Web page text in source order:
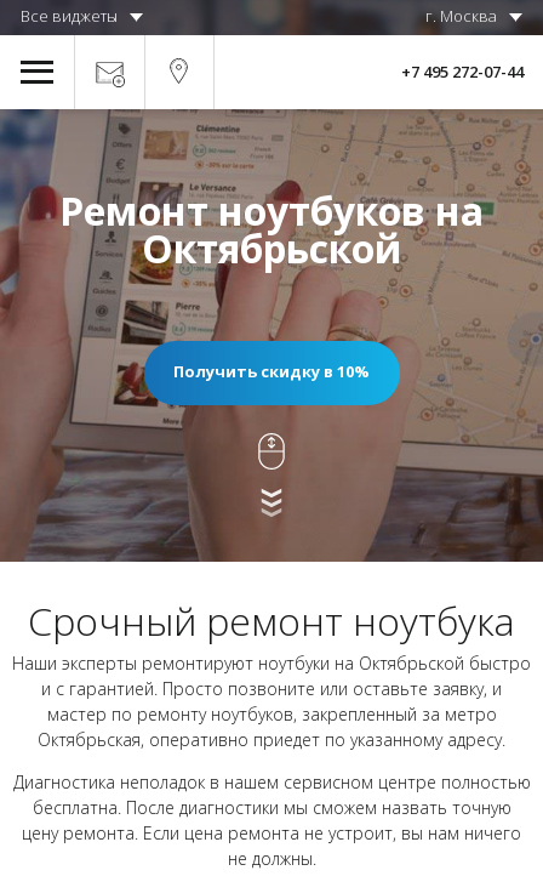
Все виджеты г. Москва
+7 495 272-07-44
Ремонт ноутбуков на
Октябрьской
Получить скидку в 10%
Срочный ремонт ноутбука
Наши эксперты ремонтируют ноутбуки на Октябрьской быстро
и с гарантией. Просто позвоните или оставьте заявку, и
мастер по ремонту ноутбуков, закрепленный за метро
Октябрьская, оперативно приедет по указанному адресу.
Диагностика неполадок в нашем сервисном центре полностью
бесплатна. После диагностики мы сможем назвать точную
цену ремонта. Если цена ремонта не устроит, вы нам ничего
не должны.